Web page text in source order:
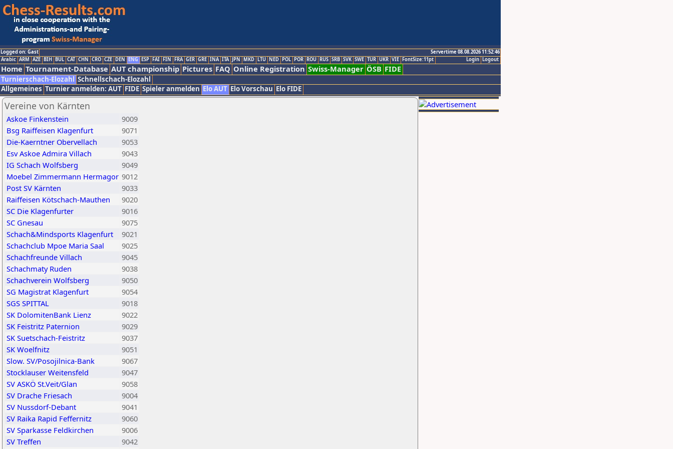
Logged on: Gast
Servertime 08.08.2026 11:52:46
Logout
Login
Arabic ARM AZE BIH BUL CAT CHN CRO CZE DEN ENG ESP FAI FIN FRA GER GRE INA ITA JPN MKD LTU NED POL POR ROU RUS SRB SVK SWE TUR UKR VIE FontSize:11pt
Home Tournament-Database AUT championship Pictures FAQ Online Registration Swiss-Manager ÖSB FIDE
Turnierschach-Elozahl Schnellschach-Elozahl
Allgemeines Turnier anmelden: AUT FIDE Spieler anmelden Elo AUT Elo Vorschau Elo FIDE
Vereine von Kärnten
Askoe Finkenstein
9009
Bsg Raiffeisen Klagenfurt
9071
Die-Kaerntner Obervellach
9053
Esv Askoe Admira Villach
9043
IG Schach Wolfsberg
9049
Moebel Zimmermann Hermagor 9012
Post SV Kärnten
9033
Raiffeisen Kötschach-Mauthen
9020
SC Die Klagenfurter
9016
SC Gnesau
9075
Schach&Mindsports Klagenfurt
9021
Schachclub Mpoe Maria Saal
9025
Schachfreunde Villach
9045
Schachmaty Ruden
9038
Schachverein Wolfsberg
9050
SG Magistrat Klagenfurt
9054
SGS SPITTAL
9018
SK DolomitenBank Lienz
9022
SK Feistritz Paternion
9029
SK Suetschach-Feistritz
9037
SK Woelfnitz
9051
Slow. SV/Posojilnica-Bank
9067
Stocklauser Weitensfeld
9047
SV ASKÖ St.Veit/Glan
9058
SV Drache Friesach
9004
SV Nussdorf-Debant
9041
SV Raika Rapid Feffernitz
9060
SV Sparkasse Feldkirchen
9006
SV Treffen
9042